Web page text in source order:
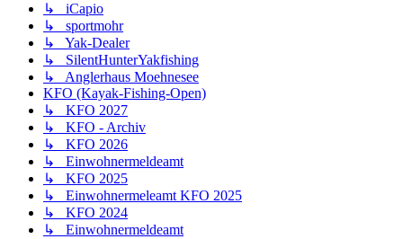
↳ iCapio
↳ sportmohr
↳ Yak-Dealer
↳ SilentHunterYakfishing
↳ Anglerhaus Moehnesee
KFO (Kayak-Fishing-Open)
↳ KFO 2027
↳ KFO - Archiv
↳ KFO 2026
↳ Einwohnermeldeamt
↳ KFO 2025
↳ Einwohnermeleamt KFO 2025
↳ KFO 2024
↳ Einwohnermeldeamt